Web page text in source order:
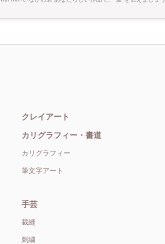
クレイアート
カリグラフィー・書道
カリグラフィー
筆文字アート
手芸
裁縫
刺繍